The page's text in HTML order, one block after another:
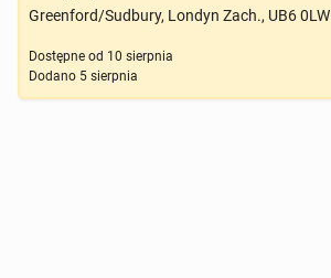
Greenford/Sudbury, Londyn Zach., UB6 0LW
Dostępne od 10 sierpnia
Dodano 5 sierpnia